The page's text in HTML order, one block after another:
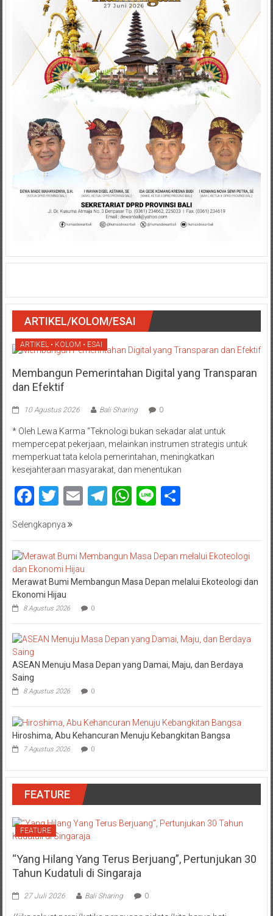
ARTIKEL/KOLOM/ESAI
ARTIKEL • KOLOM • ESAI
Membangun Pemerintahan Digital yang Transparan
dan Efektif
10 Agustus 2026 Bali Sharing 0
* Oleh Lewa Karma “Teknologi bukan sekadar alat untuk
mempercepat pekerjaan, melainkan instrumen strategis untuk
memperkuat tata kelola pemerintahan, meningkatkan
kesejahteraan masyarakat, dan menentukan
Facebook
Twitter
EmailTelegram
WhatsApp
Line
Selengkapnya
Merawat Bumi Membangun Masa Depan melalui Ekoteologi dan
Ekonomi Hijau
8 Agustus 2026 0
ASEAN Menuju Masa Depan yang Damai, Maju, dan Berdaya
Saing
8 Agustus 2026 0
Hiroshima, Abu Kehancuran Menuju Kebangkitan Bangsa
7 Agustus 2026 0
FEATURE
FEATURE
“Yang Hilang Yang Terus Berjuang”, Pertunjukan 30
Tahun Kudatuli di Singaraja
27 Juli 2026 Bali Sharing 0